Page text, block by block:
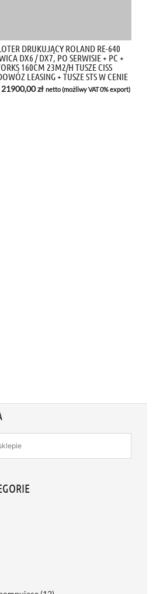
DRUKUJĄCY ROLAND RE-640
DX6 / DX7, PO SERWISIE + PC +
160CM 23M2/H TUSZE CISS
LEASING + TUSZE STS W CENIE
Pierwotna
21900,00złAktualna
netto (możliwy VAT 0% export)